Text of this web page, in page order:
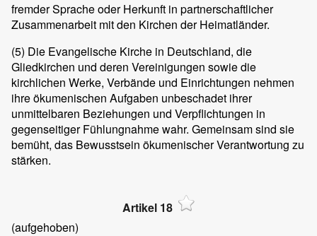
fremder Sprache oder Herkunft in partnerschaftlicher
Zusammenarbeit mit den Kirchen der Heimatländer.
(5) Die Evangelische Kirche in Deutschland, die
Gliedkirchen und deren Vereinigungen sowie die
kirchlichen Werke, Verbände und Einrichtungen nehmen
ihre ökumenischen Aufgaben unbeschadet ihrer
unmittelbaren Beziehungen und Verpflichtungen in
gegenseitiger Fühlungnahme wahr. Gemeinsam sind sie
bemüht, das Bewusstsein ökumenischer Verantwortung zu
stärken.
Artikel 18
(aufgehoben)